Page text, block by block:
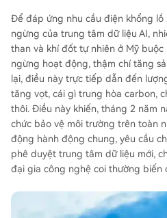
Để đáp ứng nhu cầu điện khổng lồ
ngừng của trung tâm dữ liệu AI,
than và khí đốt tự nhiên ở Mỹ buộc
ngừng hoạt động, thậm chí tăng
lại, điều này trực tiếp dẫn đến
tăng vọt, cái gì trung hòa carbon,
thôi. Điều này khiến, tháng 2 năm
chức bảo vệ môi trường trên toàn
động hành động chung, yêu cầu
phê duyệt trung tâm dữ liệu mới,
đại gia công nghệ coi thường biến